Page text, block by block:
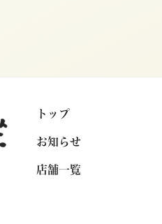
トップ
お知らせ
店舗一覧